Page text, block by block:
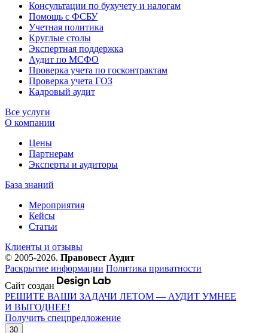
Консультации по бухучету и налогам
Помощь с ФСБУ
Учетная политика
Круглые столы
Экспертная поддержка
Аудит по МСФО
Проверка учета по госконтрактам
Проверка учета ГОЗ
Кадровый аудит
Все услуги
О компании
Цены
Партнерам
Эксперты и аудиторы
База знаний
Мероприятия
Кейсы
Статьи
Клиенты и отзывы
© 2005-2026. Правовест Аудит
Раскрытие информации Политика приватности
Сайт создан
РЕШИТЕ ВАШИ ЗАДАЧИ ЛЕТОМ — АУДИТ УМНЕЕ
И ВЫГОДНЕЕ!
Получить спецпредложение
30